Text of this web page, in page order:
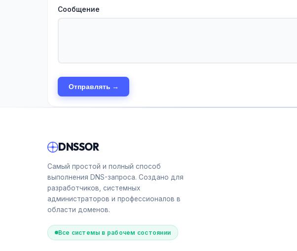
Сообщение
Отправлять →
DNSSOR
Самый простой и полный способ
выполнения DNS-запроса. Создано для
разработчиков, системных
администраторов и профессионалов в
области доменов.
Все системы в рабочем состоянии